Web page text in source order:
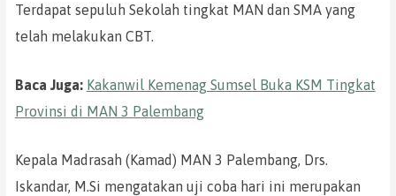
Terdapat sepuluh Sekolah tingkat MAN dan SMA yang
telah melakukan CBT.
Baca Juga: Kakanwil Kemenag Sumsel Buka KSM Tingkat
Provinsi di MAN 3 Palembang
Kepala Madrasah (Kamad) MAN 3 Palembang, Drs.
Iskandar, M.Si mengatakan uji coba hari ini merupakan